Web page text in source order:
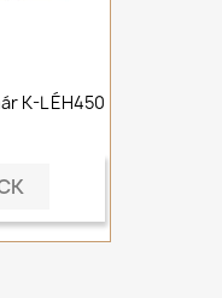
K-L ÉH450